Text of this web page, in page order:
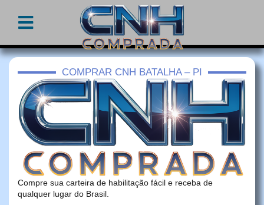
COMPRAR CNH BATALHA – PI
Compre sua carteira de habilitação fácil e receba de
qualquer lugar do Brasil.